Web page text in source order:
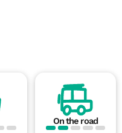
On the road